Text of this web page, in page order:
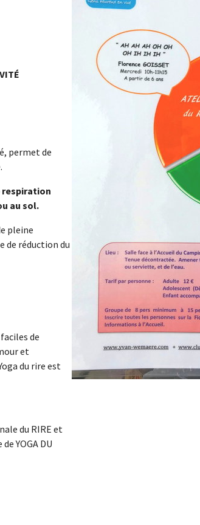
permet de
respiration
au sol.
pleine
de réduction du
de
et
du rire est
du RIRE et
YOGA DU